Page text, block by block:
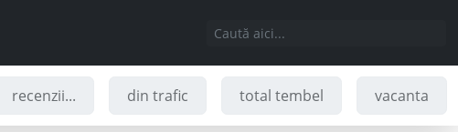
recenzii... din trafic total tembel vacanta